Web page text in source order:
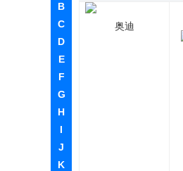
B
C
D
E
F
G
H
I
J
K
奥迪